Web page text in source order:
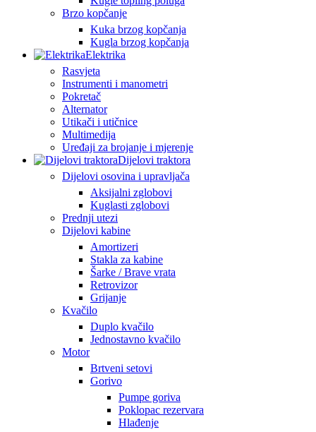
Brzo kopčanje
Kuka brzog kopčanja
Kugla brzog kopčanja
Elektrika
Rasvjeta
Instrumenti i manometri
Pokretač
Alternator
Utikači i utičnice
Multimedija
Uređaji za brojanje i mjerenje
Dijelovi traktora
Dijelovi osovina i upravljača
Aksijalni zglobovi
Kuglasti zglobovi
Prednji utezi
Dijelovi kabine
Amortizeri
Stakla za kabine
Šarke / Brave vrata
Retrovizor
Grijanje
Kvačilo
Duplo kvačilo
Jednostavno kvačilo
Motor
Brtveni setovi
Gorivo
Pumpe goriva
Poklopac rezervara
Hlađenje